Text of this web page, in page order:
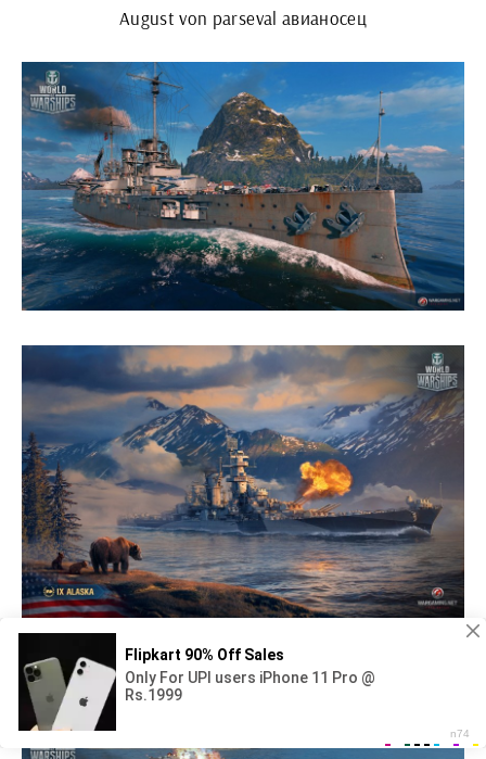
August von parseval авианосец
Линкор Лион Великобритании